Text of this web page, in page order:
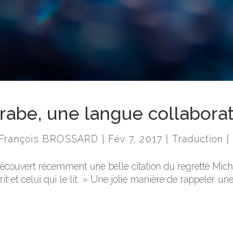
une langue
François BROSSARD Fév 7, 2017 |Traduction
récemment une belle citation du regretté
et celui qui le lit. » Une jolie manière de rappeler